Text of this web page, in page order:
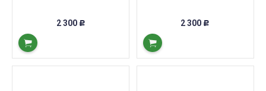
2 300 Р 2 300 Р